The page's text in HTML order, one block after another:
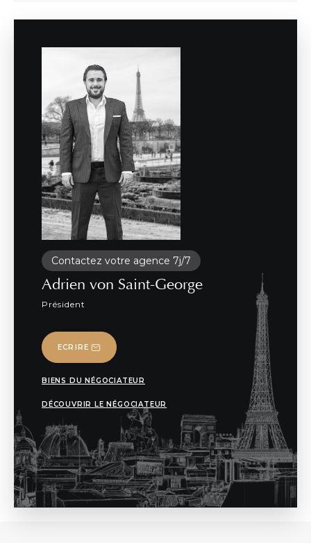
Contactez votre agence 7j/7
Adrien von Saint-George
Président
ECRIRE
BIENS DU NÉGOCIATEUR
DÉCOUVRIR LE NÉGOCIATEUR